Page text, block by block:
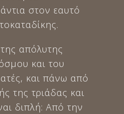
στον εαυτό
απόλυτης
και του
και πάνω από
της τριάδας και
διπλή: Από την